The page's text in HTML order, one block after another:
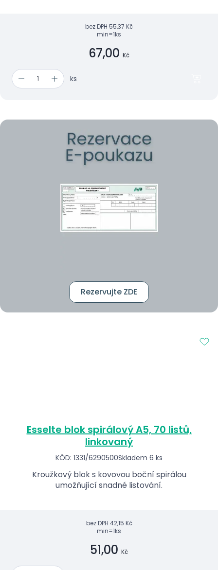
bez DPH 55,37 Kč
min=1ks
67,00 Kč
ks
Rezervujte ZDE
Esselte blok spirálový A5, 70 listů,
linkovaný
KÓD: 1331/6290500Skladem 6 ks
Kroužkový blok s kovovou boční spirálou
umožňující snadné listování.
bez DPH 42,15 Kč
min=1ks
51,00 Kč